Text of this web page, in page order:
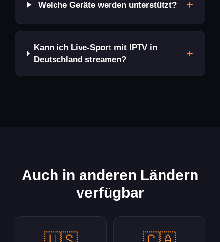
Welche Geräte werden unterstützt? +
Kann ich Live-Sport mit IPTV in
Deutschland streamen?
+
Auch in anderen Ländern
verfügbar